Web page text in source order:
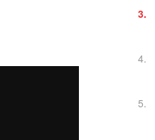
3.
4.
5.